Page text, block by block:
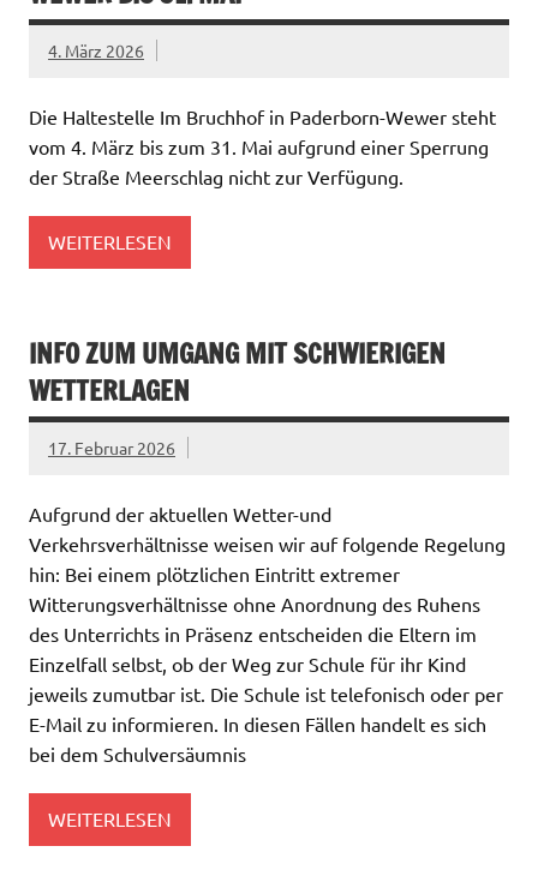
4. März 2026
Die Haltestelle Im Bruchhof in Paderborn-Wewer steht
vom 4. März bis zum 31. Mai aufgrund einer Sperrung
der Straße Meerschlag nicht zur Verfügung.
WEITERLESEN
INFO ZUM UMGANG MIT SCHWIERIGEN
WETTERLAGEN
17. Februar 2026
Aufgrund der aktuellen Wetter-und
Verkehrsverhältnisse weisen wir auf folgende Regelung
hin: Bei einem plötzlichen Eintritt extremer
Witterungsverhältnisse ohne Anordnung des Ruhens
des Unterrichts in Präsenz entscheiden die Eltern im
Einzelfall selbst, ob der Weg zur Schule für ihr Kind
jeweils zumutbar ist. Die Schule ist telefonisch oder per
E-Mail zu informieren. In diesen Fällen handelt es sich
bei dem Schulversäumnis
WEITERLESEN